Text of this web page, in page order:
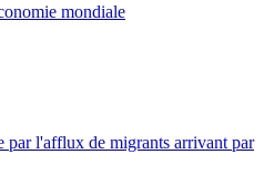
mondiale
par l'afflux de migrants arrivant par